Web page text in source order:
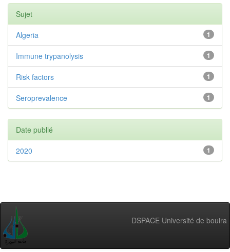
Sujet
1
Algeria
1
Immune trypanolysis
1
Risk factors
1
Seroprevalence
Date publié
1
2020
DSPACE Université de bouira